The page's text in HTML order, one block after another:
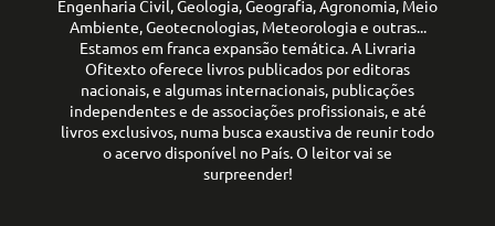
Engenharia Civil, Geologia, Geografia, Agronomia, Meio
Ambiente, Geotecnologias, Meteorologia e outras...
Estamos em franca expansão temática. A Livraria
Ofitexto oferece livros publicados por editoras
nacionais, e algumas internacionais, publicações
independentes e de associações profissionais, e até
livros exclusivos, numa busca exaustiva de reunir todo
o acervo disponível no País. O leitor vai se
surpreender!